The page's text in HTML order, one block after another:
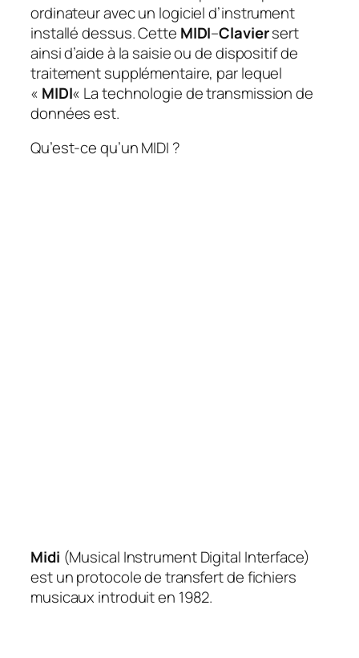
ordinateur avec un logiciel d’instrument
installé dessus. Cette MIDI–Claviersert
ainsi d’aide à la saisie ou de dispositif de
traitement supplémentaire, par lequel
« MIDI« La technologie de transmission de
données est.
Qu’est-ce qu’un MIDI ?
Midi (Musical Instrument Digital Interface)
est un protocole de transfert de fichiers
musicaux introduit en 1982.